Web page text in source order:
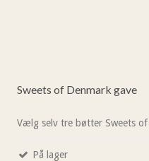
Sweets of Denmark gave
Vælg selv tre bøtter Sweets of
På lager